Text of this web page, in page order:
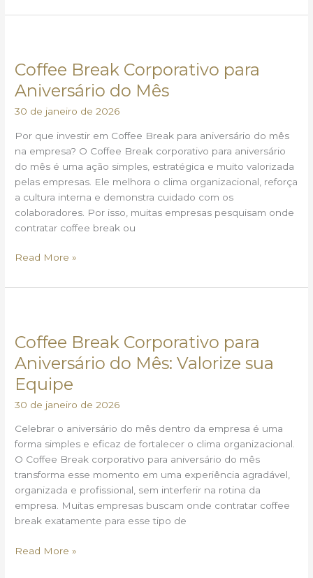
Coffee Break Corporativo para
Aniversário do Mês
30 de janeiro de 2026
Por que investir em Coffee Break para aniversário do mês
na empresa? O Coffee Break corporativo para aniversário
do mês é uma ação simples, estratégica e muito valorizada
pelas empresas. Ele melhora o clima organizacional, reforça
a cultura interna e demonstra cuidado com os
colaboradores. Por isso, muitas empresas pesquisam onde
contratar coffee break ou
Corporativo
para
Aniversário
do
Read More »
Coffee Break Corporativo para
Aniversário do Mês: Valorize sua
Equipe
30 de janeiro de 2026
Celebrar o aniversário do mês dentro da empresa é uma
forma simples e eficaz de fortalecer o clima organizacional.
O Coffee Break corporativo para aniversário do mês
transforma esse momento em uma experiência agradável,
organizada e profissional, sem interferir na rotina da
empresa. Muitas empresas buscam onde contratar coffee
break exatamente para esse tipo de
Corporativo
para
Aniversário
do
Mês:
sua
Equipe
Read More »